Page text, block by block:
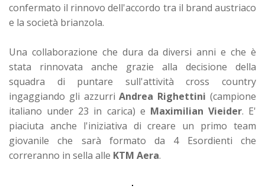
confermato il rinnovo dell'accordo tra il brand austriaco
e la società brianzola.
Una collaborazione che dura da diversi anni e che è
stata rinnovata anche grazie alla decisione della
squadra di puntare sull'attività cross country
ingaggiando gli azzurriAndrea Righettini(campione
italiano under 23 in carica) e Maximilian Vieider. E'
piaciuta anche l'iniziativa di creare un primo team
giovanile che sarà formato da 4 Esordienti che
correranno in sella alle KTM Aera.